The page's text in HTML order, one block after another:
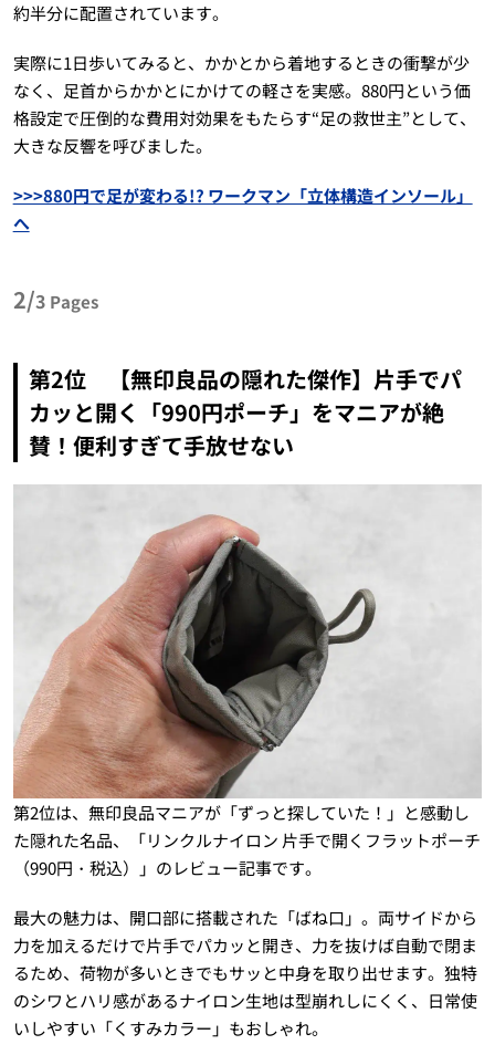
約半分に配置されています。
実際に1日歩いてみると、かかとから着地するときの衝撃が少
なく、足首からかかとにかけての軽さを実感。880円という価
格設定で圧倒的な費用対効果をもたらす“足の救世主”として、
大きな反響を呼びました。
>>>880円で足が変わる!? ワークマン「立体構造インソール」
へ
2/3 Pages
第2位 【無印良品の隠れた傑作】片手でパ
カッと開く「990円ポーチ」をマニアが絶
賛！便利すぎて手放せない
第2位は、無印良品マニアが「ずっと探していた！」と感動し
た隠れた名品、「リンクルナイロン 片手で開くフラットポーチ
（990円・税込）」のレビュー記事です。
最大の魅力は、開口部に搭載された「ばね口」。両サイドから
力を加えるだけで片手でパカッと開き、力を抜けば自動で閉ま
るため、荷物が多いときでもサッと中身を取り出せます。独特
のシワとハリ感があるナイロン生地は型崩れしにくく、日常使
いしやすい「くすみカラー」もおしゃれ。